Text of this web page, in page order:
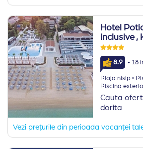
Hotel
inclusive ,
8.9 · 18
Plaja nisip ·
Piscina
Cauta
dorita
Vezi prețurile din perioada vacanței